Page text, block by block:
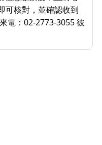
可核對，並確認收到
電：02-2773-3055 彼